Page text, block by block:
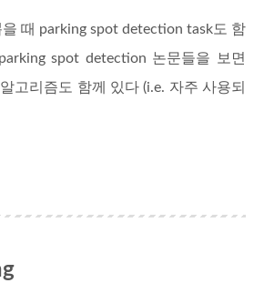
때 parking spot detection task도 함
spot detection 논문들을 보면
고리즘도 함께 있다 (i.e. 자주 사용되